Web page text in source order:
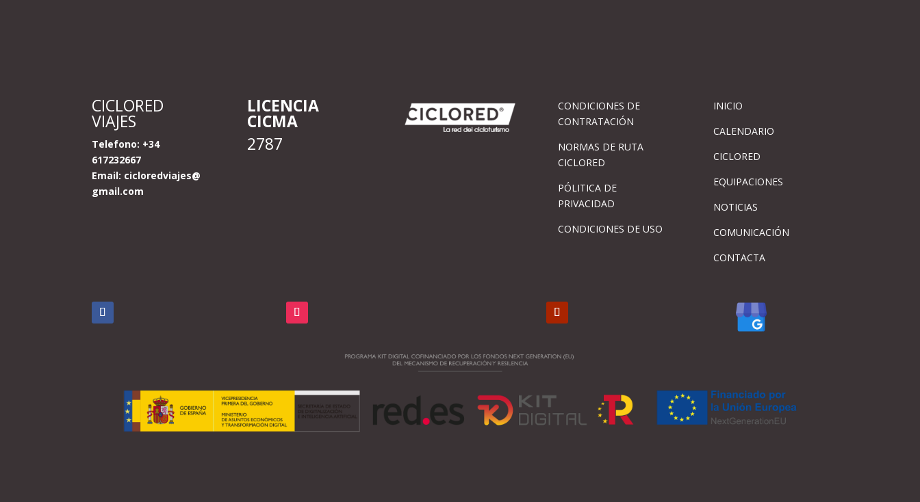
CICLORED
VIAJES
Telefono: +34
617232667
Email: cicloredviajes@
gmail.com
LICENCIA
CICMA
2787
CONDICIONES DE
CONTRATACIÓN
NORMAS DE RUTA
CICLORED
PÓLITICA DE
PRIVACIDAD
CONDICIONES DE USO
INICIO
CALENDARIO
CICLORED
EQUIPACIONES
NOTICIAS
COMUNICACIÓN
CONTACTA